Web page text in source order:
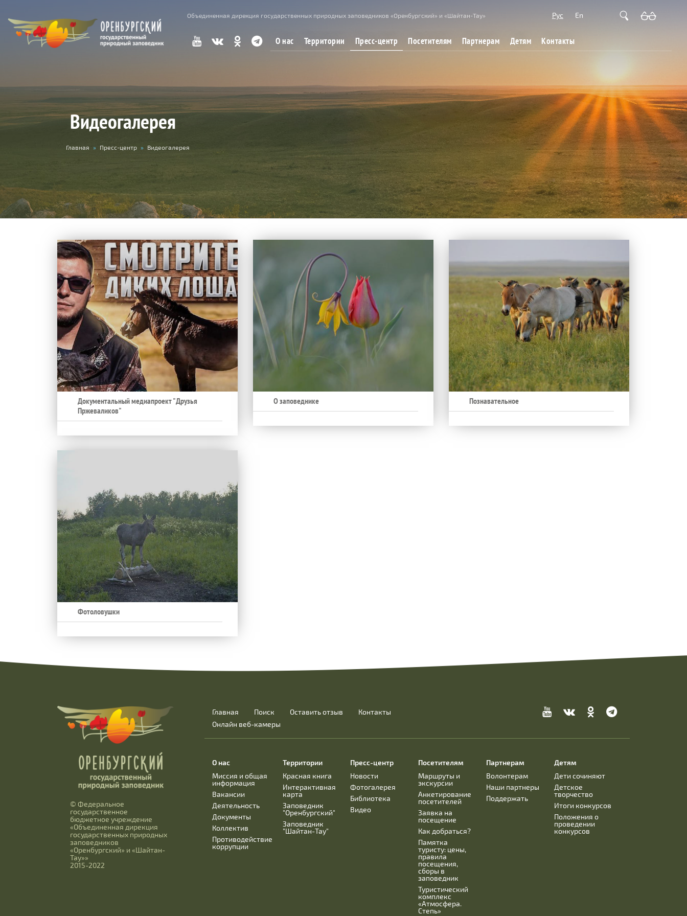
Объединенная дирекция государственных природных заповедников «Оренбургский» и «Шайтан-Тау» Рус En
О нас Территории Пресс-центр Посетителям Партнерам Детям Контакты
Видеогалерея
Вы
Главная » Пресс-центр » Видеогалерея
Документальный медиапроект "Друзья
Пржеваликов"
О заповеднике Познавательное
Фотоловушки
© Федеральное
государственное
бюджетное учреждение
«Объединенная дирекция
государственных природных
заповедников
«Оренбургский» и «Шайтан-
Тау»»
2015-2022
Главная Поиск Оставить отзыв
Контакты
Онлайн веб-камеры
О нас
Миссия и общая
информация
Вакансии
Деятельность
Документы
Коллектив
Противодействие
коррупции
Территории
Красная книга
Интерактивная
карта
Заповедник
"Оренбургский"
Заповедник
"Шайтан-Тау"
Пресс-центр
Новости
Фотогалерея
Библиотека
Видео
Посетителям
Маршруты и
экскурсии
Анкетирование
посетителей
Заявка на
посещение
Как добраться?
Памятка
туристу: цены,
правила
посещения,
сборы в
заповедник
Туристический
комплекс
«Атмосфера.
Степь»
Партнерам
Волонтерам
Наши партнеры
Поддержать
Детям
Дети сочиняют
Детское
творчество
Итоги конкурсов
Положения о
проведении
конкурсов